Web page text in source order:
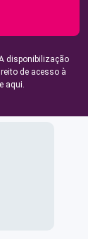
disponibilização
de acesso à
aqui.